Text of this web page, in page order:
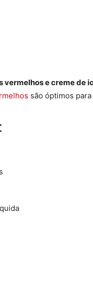
vermelhos e creme de
são óptimos para